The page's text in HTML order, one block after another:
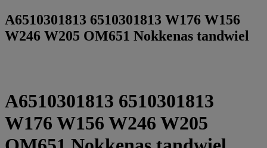
A6510301813 6510301813 W176 W156
W246 W205 OM651 Nokkenas tandwiel
A6510301813 6510301813
W176 W156 W246 W205